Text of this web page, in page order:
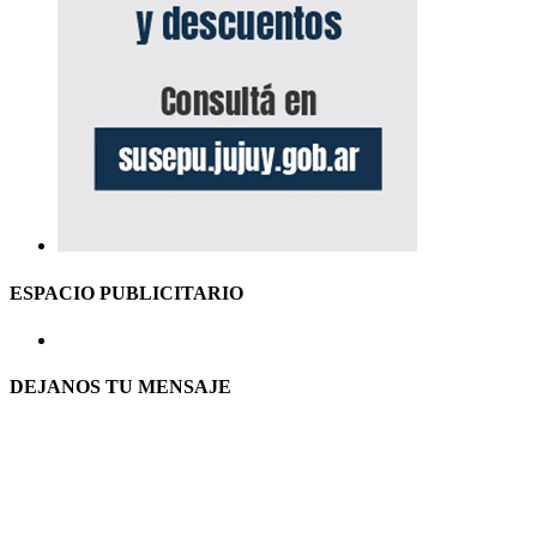
ESPACIO PUBLICITARIO
DEJANOS TU MENSAJE